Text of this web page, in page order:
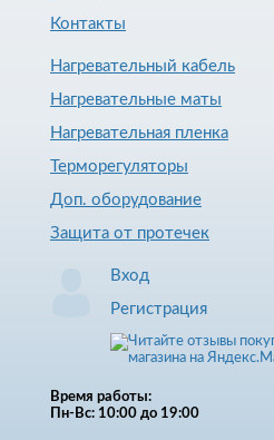
Контакты
Нагревательный кабель
Нагревательные маты
Нагревательная пленка
Терморегуляторы
Доп. оборудование
Защита от протечек
Вход
Регистрация
Время работы:
Пн-Вс: 10:00 до 19:00